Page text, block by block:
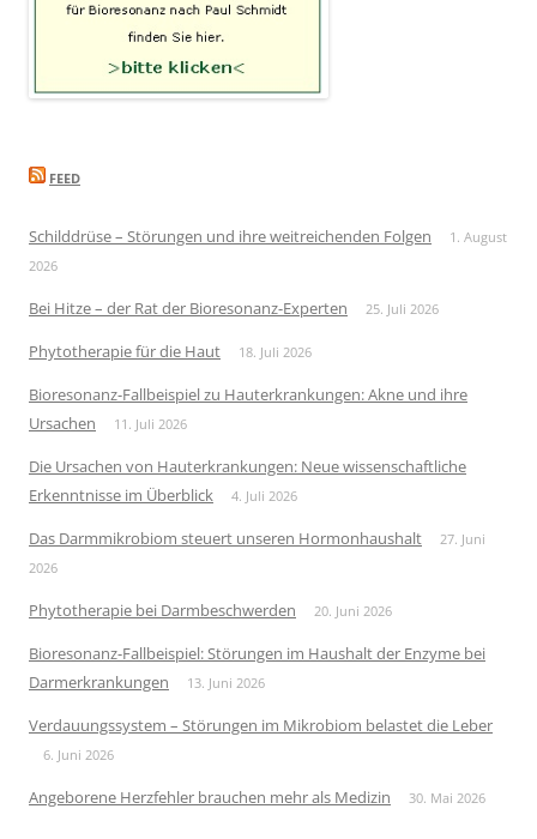
FEED
Schilddrüse – Störungen und ihre weitreichenden Folgen
1. August
2026
Bei Hitze – der Rat der Bioresonanz-Experten 25. Juli 2026
Phytotherapie für die Haut 18. Juli 2026
Bioresonanz-Fallbeispiel zu Hauterkrankungen: Akne und ihre
Ursachen
11. Juli 2026
Die Ursachen von Hauterkrankungen: Neue wissenschaftliche
Erkenntnisse im Überblick
4. Juli 2026
Das Darmmikrobiom steuert unseren Hormonhaushalt
27. Juni
2026
Phytotherapie bei Darmbeschwerden 20. Juni 2026
Bioresonanz-Fallbeispiel: Störungen im Haushalt der Enzyme bei
Darmerkrankungen
13. Juni 2026
Verdauungssystem – Störungen im Mikrobiom belastet die Leber
6. Juni 2026
Angeborene Herzfehler brauchen mehr als Medizin 30. Mai 2026